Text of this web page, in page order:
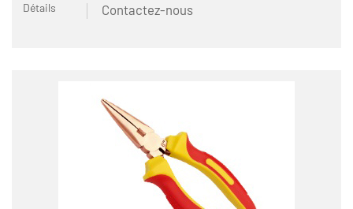
Détails Contactez-nous